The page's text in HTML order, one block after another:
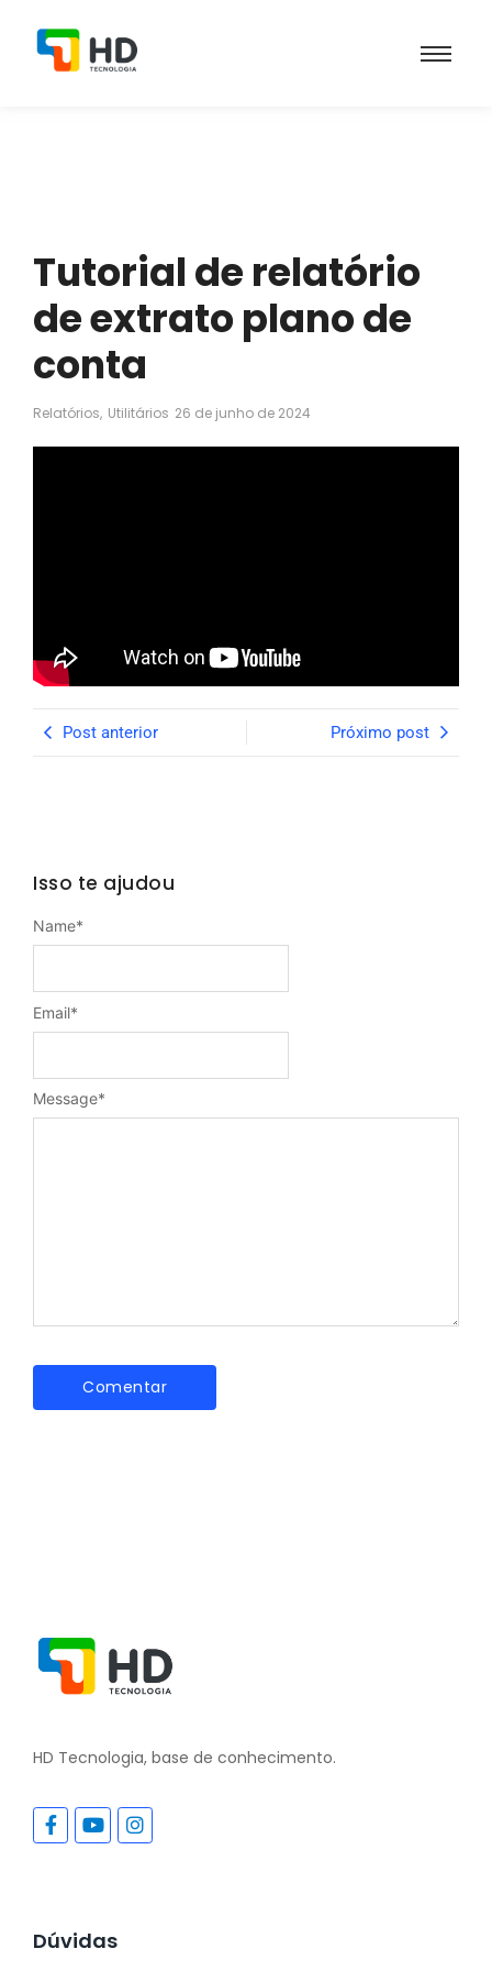
Tutorial de relatório
de extrato plano de
conta
Relatórios, Utilitários 26 de junho de 2024
Post anterior Próximo post
Isso te ajudou
Message*
Name*
Email*
HD Tecnologia, base de conhecimento.
Dúvidas